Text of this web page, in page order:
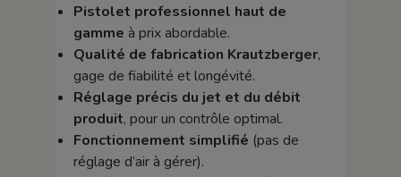
Pistolet professionnel haut de
gamme à prix abordable.
Qualité de fabrication Krautzberger,
gage de fiabilité et longévité.
Réglage précis du jet et du débit
produit, pour un contrôle optimal.
Fonctionnement simplifié (pas de
réglage d’air à gérer).